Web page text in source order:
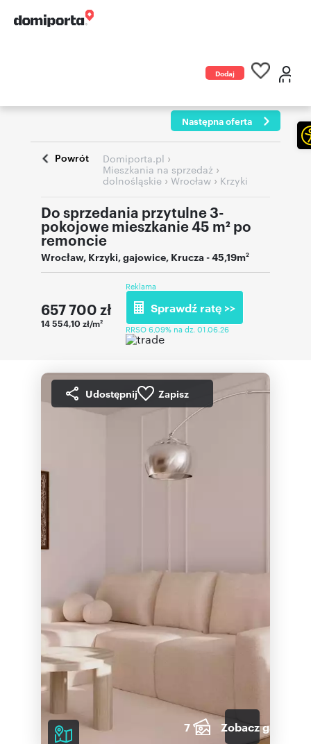
Dodaj
Następna oferta
Powrót Domiporta.pl ›
Mieszkania na sprzedaż ›
dolnośląskie › Wrocław › Krzyki
Do sprzedania przytulne 3-
pokojowe mieszkanie 45 m² po
remoncie
Wrocław, Krzyki,gajowice, Krucza- 45,19m2
657 700 zł
14 554,10 zł/m2
Reklama
Sprawdź ratę >>
RRSO 6,09% na dz. 01.06.26
Udostępnij Zapisz
7 Zobacz galerię